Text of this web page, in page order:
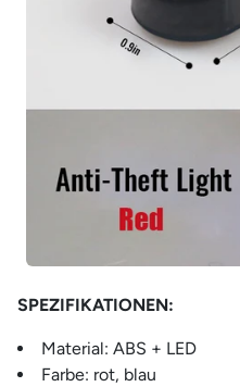
SPEZIFIKATIONEN:
Material: ABS + LED
Farbe: rot, blau